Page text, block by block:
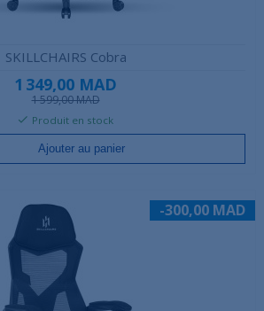
SKILLCHAIRS Cobra
1 349,00 MAD
1 599,00 MAD
Produit en stock
Ajouter au panier
-300,00 MAD